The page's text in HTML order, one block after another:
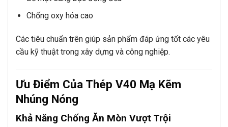
Chống oxy hóa cao
Các tiêu chuẩn trên giúp sản phẩm đáp ứng tốt các yêu
cầu kỹ thuật trong xây dựng và công nghiệp.
Ưu Điểm Của Thép V40 Mạ Kẽm
Nhúng Nóng
Khả Năng Chống Ăn Mòn Vượt Trội